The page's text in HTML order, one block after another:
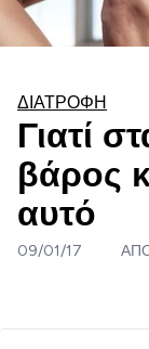
ΔΙΑΤΡΟΦΉ
Γιατί
βάρος
αυτό
09/01/17